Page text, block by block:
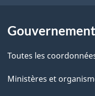
a
g
e
a
t
i
Toutes les
Ministères et